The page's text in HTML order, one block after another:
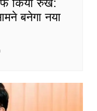
किया रुख:
बनेगा नया